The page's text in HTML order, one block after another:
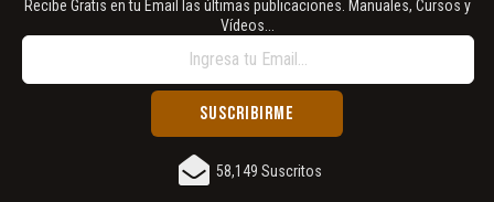
Recibe Gratis en tu Email las últimas publicaciones. Manuales, Cursos y
Vídeos...
58,149 Suscritos